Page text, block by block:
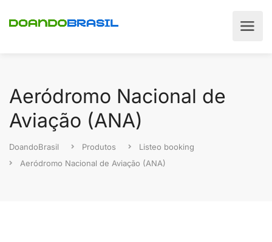
Aeródromo Nacional de
Aviação (ANA)
DoandoBrasil Produtos
Listeo booking
Aeródromo Nacional de Aviação (ANA)